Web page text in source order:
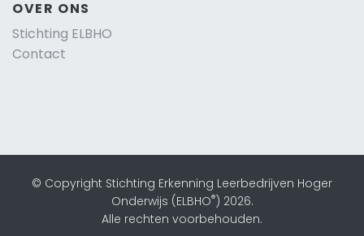
OVER ONS
Stichting ELBHO
Contact
© Copyright Stichting Erkenning Leerbedrijven Hoger
Onderwijs (ELBHO®) 2026.
Alle rechten voorbehouden.